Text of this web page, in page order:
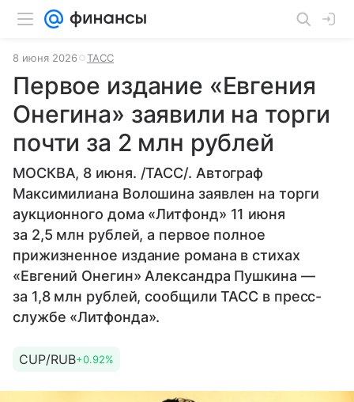
8 июня 2026 ТАСС
Первое издание «Евгения
Онегина» заявили на торги
почти за 2 млн рублей
МОСКВА, 8 июня. /ТАСС/. Автограф
Максимилиана Волошина заявлен на торги
аукционного дома «Литфонд» 11 июня
за 2,5 млн рублей, а первое полное
прижизненное издание романа в стихах
«Евгений Онегин» Александра Пушкина —
за 1,8 млн рублей, сообщили ТАСС в пресс-
службе «Литфонда».
CUP/RUB+0.92%